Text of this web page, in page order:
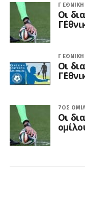
Γ ΕΘΝΙΚΉ
Οι
Γ ΕΘΝΙΚΉ
Οι
7ΟΣ
Οι